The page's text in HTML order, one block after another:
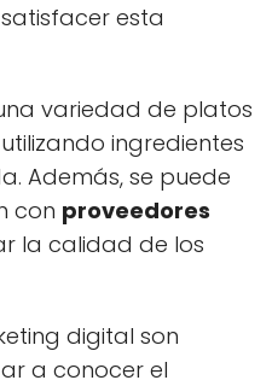
esta
variedad de platos
ingredientes
Además, se puede
con proveedores
la calidad de los
digital son
a conocer el